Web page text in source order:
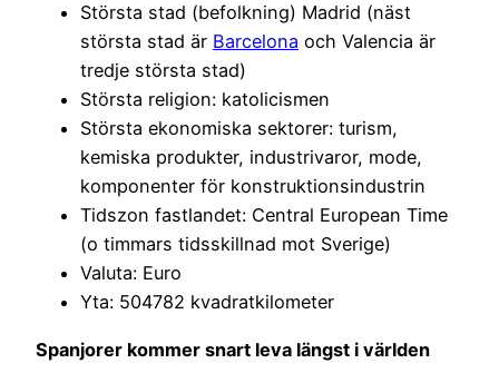
Största stad (befolkning) Madrid (näst
största stad är Barcelona och Valencia är
tredje största stad)
Största religion: katolicismen
Största ekonomiska sektorer: turism,
kemiska produkter, industrivaror, mode,
komponenter för konstruktionsindustrin
Tidszon fastlandet: Central European Time
(o timmars tidsskillnad mot Sverige)
Valuta: Euro
Yta: 504782 kvadratkilometer
Spanjorer kommer snart leva längst i världen